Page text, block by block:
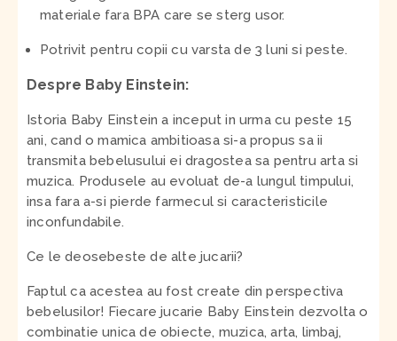
materiale fara BPA care se sterg usor.
Potrivit pentru copii cu varsta de 3 luni si peste.
Despre Baby Einstein:
Istoria Baby Einstein a inceput in urma cu peste 15
ani, cand o mamica ambitioasa si-a propus sa ii
transmita bebelusului ei dragostea sa pentru arta si
muzica. Produsele au evoluat de-a lungul timpului,
insa fara a-si pierde farmecul si caracteristicile
inconfundabile.
Ce le deosebeste de alte jucarii?
Faptul ca acestea au fost create din perspectiva
bebelusilor! Fiecare jucarie Baby Einstein dezvolta o
combinatie unica de obiecte, muzica, arta, limbaj,